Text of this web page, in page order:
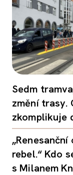
Sedm
změní trasy.
zkomplikuje
rebel.“ Kdo
s Milanem